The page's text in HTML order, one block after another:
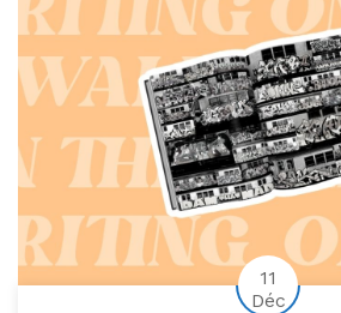
11
Déc